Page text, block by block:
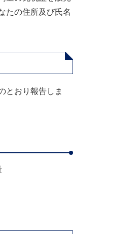
たの住所及び氏名
とおり報告しま